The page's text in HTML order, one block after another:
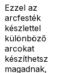
Ezzel az
arcfesték
készlettel
különböző
arcokat
készíthetsz
magadnak,